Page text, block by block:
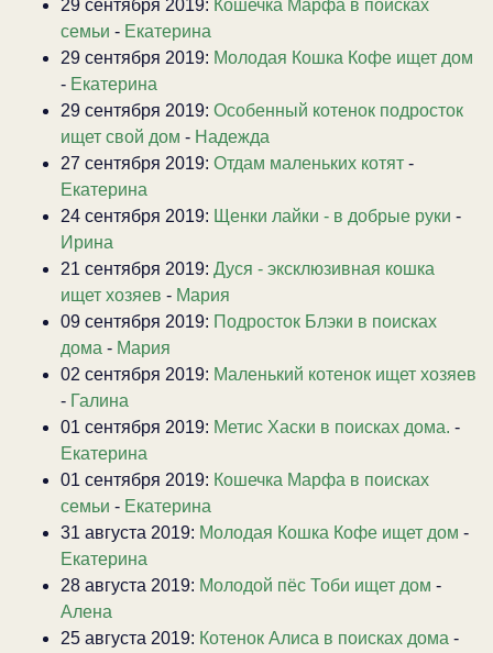
29 сентября 2019: Кошечка Марфа в поисках
семьи - Екатерина
29 сентября 2019: Молодая Кошка Кофе ищет дом
- Екатерина
29 сентября 2019: Особенный котенок подросток
ищет свой дом - Надежда
27 сентября 2019: Отдам маленьких котят -
Екатерина
24 сентября 2019: Щенки лайки - в добрые руки -
Ирина
21 сентября 2019: Дуся - эксклюзивная кошка
ищет хозяев - Мария
09 сентября 2019: Подросток Блэки в поисках
дома - Мария
02 сентября 2019: Маленький котенок ищет хозяев
- Галина
01 сентября 2019: Метис Хаски в поисках дома. -
Екатерина
01 сентября 2019: Кошечка Марфа в поисках
семьи - Екатерина
31 августа 2019: Молодая Кошка Кофе ищет дом -
Екатерина
28 августа 2019: Молодой пёс Тоби ищет дом -
Алена
25 августа 2019: Котенок Алиса в поисках дома -